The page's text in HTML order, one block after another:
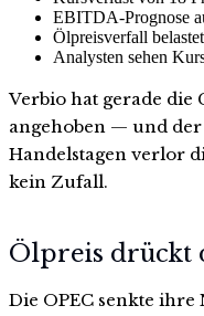
EBITDA-Prognose
Ölpreisverfall
Analysten sehen
Verbio hat gerade
angehoben — und
Handelstagen verlor
kein Zufall.
Ölpreis drückt
Die OPEC senkte